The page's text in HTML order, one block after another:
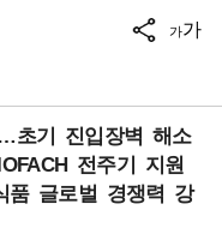
가가
초기 진입장벽 해소
전주기 지원
품 글로벌 경쟁력 강